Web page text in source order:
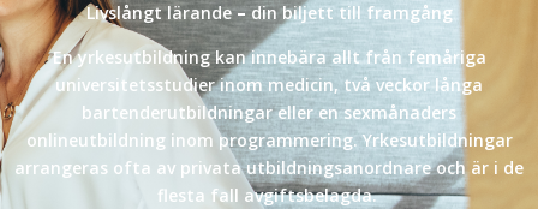
Livslångt lärande–din biljett till framgång
En yrkesutbildning kan innebära allt från femåriga
universitetsstudier inom medicin, två veckor långa
bartenderutbildningar eller en sexmånaders
onlineutbildning inom programmering. Yrkesutbildningar
arrangeras ofta av privata utbildningsanordnare och är i de
flesta fall avgiftsbelagda.